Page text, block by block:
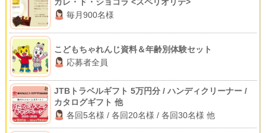
毎月900名様
こどもちゃれんじ資料＆年齢別体験セット
応募者全員
JTBトラベルギフト 5万円分 / ハンディクリーナー /
カタログギフト 他
各回5名様 / 各回20名様 / 各回30名様 他